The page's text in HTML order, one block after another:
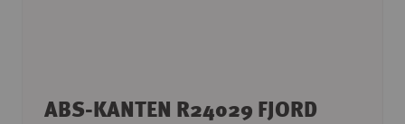
ABS-KANTEN R24029 FJORD